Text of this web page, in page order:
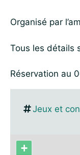
Organisé par
Tous les détails
Réservation au
Jeux et
+